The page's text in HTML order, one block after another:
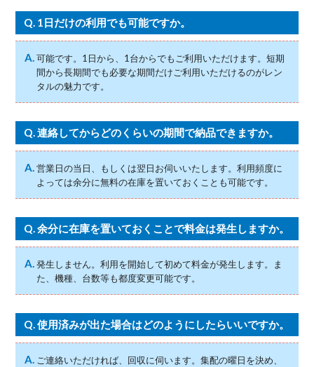
Q. 1日だけの利用でも可能ですか。
A.可能です。1日から、1台からでもご利用いただけます。短期
間から長期間でも必要な期間だけご利用いただけるのがレン
タルの魅力です。
Q.連絡してからどのくらいの期間で納品できますか。
A.営業日の当日、もしくは翌日お伺いいたします。利用頻度に
よっては余分に無料の在庫を置いておくことも可能です。
Q.余分に在庫を置いておくことで料金は発生しますか。
A.発生しません。利用を開始して初めて料金が発生します。ま
た、機種、台数等も都度変更可能です。
Q.使用済みが出た場合はどのようにしたらいいですか。
A. ご連絡いただければ、回収に伺います。集配の曜日を決め、